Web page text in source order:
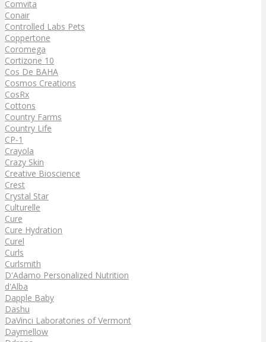
Comvita
Conair
Controlled Labs Pets
Coppertone
Coromega
Cortizone 10
Cos De BAHA
Cosmos Creations
CosRx
Cottons
Country Farms
Country Life
CP-1
Crayola
Crazy Skin
Creative Bioscience
Crest
Crystal Star
Culturelle
Cure
Cure Hydration
Curel
Curls
Curlsmith
D'Adamo Personalized Nutrition
d'Alba
Dapple Baby
Dashu
DaVinci Laboratories of Vermont
Daymellow